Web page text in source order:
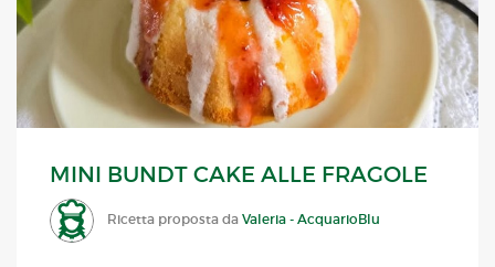
MINI BUNDT CAKE ALLE FRAGOLE
Ricetta proposta da Valeria - AcquarioBlu